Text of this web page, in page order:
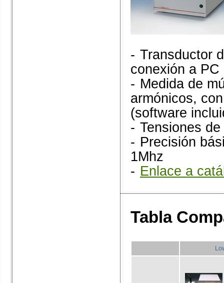
- Transductor
conexión a
- Medida de
armónicos,
(software
- Tensiones
- Precisión
1Mhz
- Enlace a
Tabla